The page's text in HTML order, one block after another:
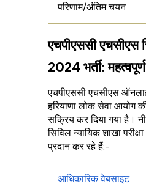
परिणाम/अंतिम चयन
एचपीएससी एचसीएस
2024 भर्ती:
एचपीएससी एचसीएस
हरियाणा लोक सेवा आयोग
सक्रिय कर दिया गया है।
सिविल न्यायिक शाखा
प्रदान कर रहे हैं:-
आधिकारिक वेबसाइट